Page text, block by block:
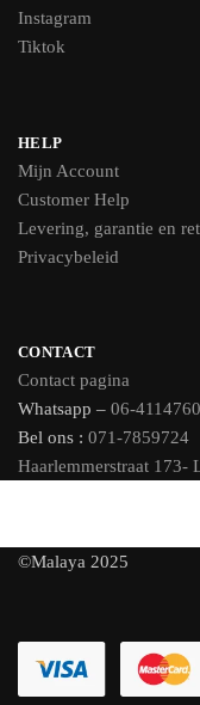
Instagram
Tiktok
HELP
Mijn Account
Customer Help
Levering, garantie en
Privacybeleid
CONTACT
Contact pagina
Whatsapp – 06-
Bel ons : 071-7859724
Haarlemmerstraat 173-
©Malaya 2025